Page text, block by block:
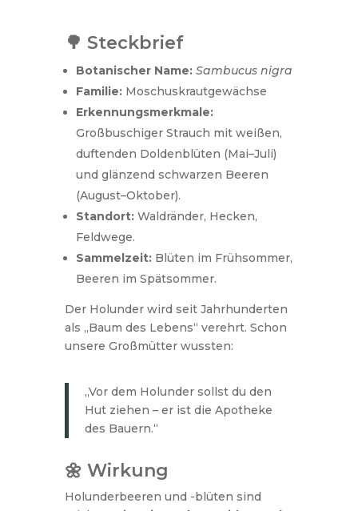
🌳 Steckbrief
Botanischer Name: Sambucus nigra
Familie:Moschuskrautgewächse
Erkennungsmerkmale:
Großbuschiger Strauch mit weißen,
duftenden Doldenblüten (Mai–Juli)
und glänzend schwarzen Beeren
(August–Oktober).
Standort:Waldränder, Hecken,
Feldwege.
Sammelzeit:Blüten im Frühsommer,
Beeren im Spätsommer.
Der Holunder wird seit Jahrhunderten
als „Baum des Lebens“ verehrt. Schon
unsere Großmütter wussten:
„Vor dem Holunder sollst du den
Hut ziehen – er ist die Apotheke
des Bauern.“
🌼 Wirkung
Holunderbeeren und -blüten sind